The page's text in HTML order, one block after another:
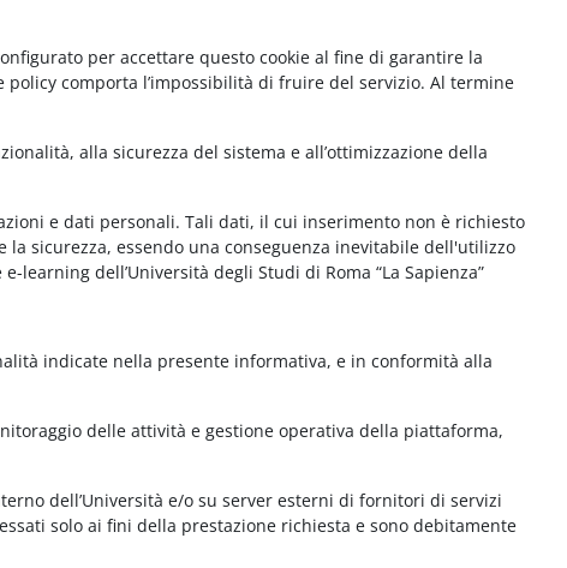
per accettare questo cookie al fine di garantire la
comporta l’impossibilità di fruire del servizio. Al termine
alla sicurezza del sistema e all’ottimizzazione della
e dati personali. Tali dati, il cui inserimento non è richiesto
sicurezza, essendo una conseguenza inevitabile dell'utilizzo
dell’Università degli Studi di Roma “La Sapienza”
indicate nella presente informativa, e in conformità alla
delle attività e gestione operativa della piattaforma,
dell’Università e/o su server esterni di fornitori di servizi
solo ai fini della prestazione richiesta e sono debitamente